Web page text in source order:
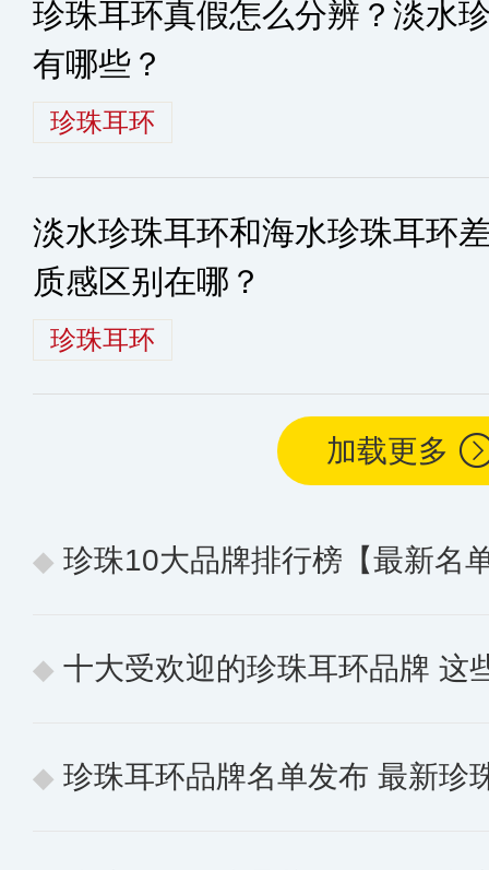
珍珠耳环真假怎么分辨？淡水
有哪些？
珍珠耳环
淡水珍珠耳环和海水珍珠耳环
质感区别在哪？
珍珠耳环
加载更多
珍珠10大品牌排行榜【最新名
十大受欢迎的珍珠耳环品牌 这些
珍珠耳环品牌名单发布 最新珍